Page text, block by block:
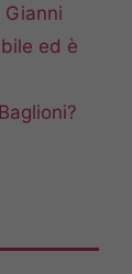
ed è